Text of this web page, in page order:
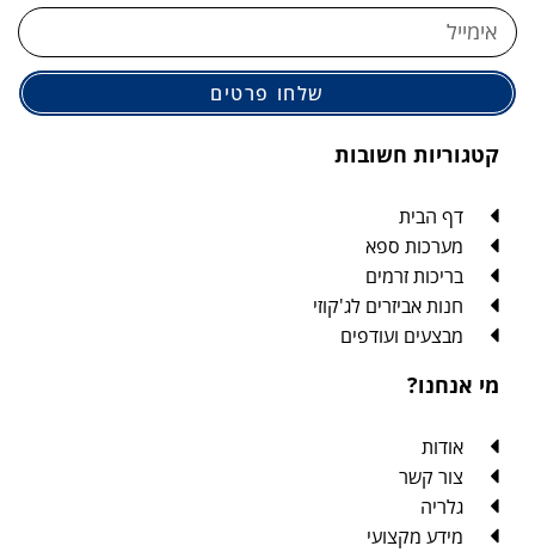
חשובות
ספא
זרמים
לג'קוזי
ועודפים